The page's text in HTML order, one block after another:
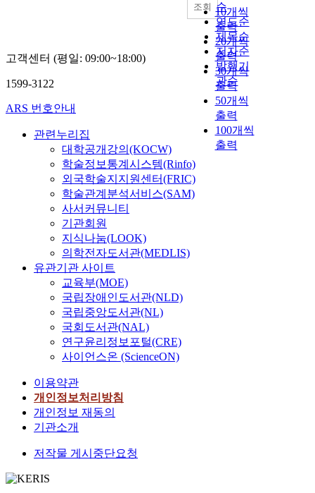
순
연도순
제목순
저자순
발행기
관순
10개씩
출력
20개씩
출력
30개씩
출력
50개씩
출력
100개씩
출력
조회
고객센터 (평일: 09:00~18:00)
1599-3122
ARS 번호안내
관련누리집
대학공개강의(KOCW)
학술정보통계시스템(Rinfo)
외국학술지지원센터(FRIC)
학술관계분석서비스(SAM)
사서커뮤니티
기관회원
지식나눔(LOOK)
의학전자도서관(MEDLIS)
유관기관 사이트
교육부(MOE)
국립장애인도서관(NLD)
국립중앙도서관(NL)
국회도서관(NAL)
연구윤리정보포털(CRE)
사이언스온 (ScienceON)
이용약관
개인정보처리방침
개인정보 재동의
기관소개
저작물 게시중단요청